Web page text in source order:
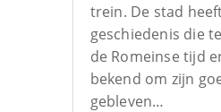
trein. De stad
geschiedenis die
de Romeinse tijd
bekend om zijn
gebleven…